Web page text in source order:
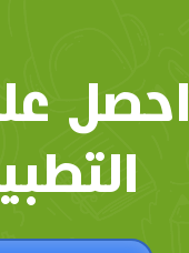
احصل